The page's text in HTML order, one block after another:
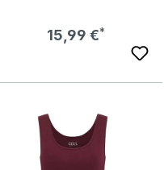
Regulärer Preis:
15,99 €